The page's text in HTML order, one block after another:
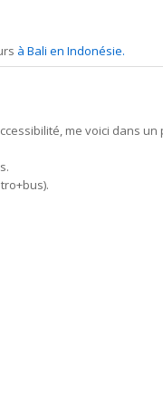
à Bali en Indonésie.
me voici dans